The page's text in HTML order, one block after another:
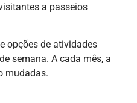
a passeios
opções de atividades
semana. A cada mês, a
mudadas.